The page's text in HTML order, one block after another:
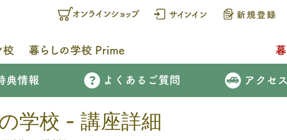
学校 - 講座詳細